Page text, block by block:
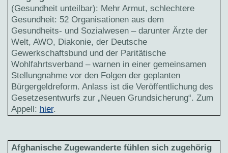
(Gesundheit unteilbar): Mehr Armut, schlechtere
Gesundheit: 52 Organisationen aus dem
Gesundheits- und Sozialwesen – darunter Ärzte der
Welt, AWO, Diakonie, der Deutsche
Gewerkschaftsbund und der Paritätische
Wohlfahrtsverband – warnen in einer gemeinsamen
Stellungnahme vor den Folgen der geplanten
Bürgergeldreform. Anlass ist die Veröffentlichung des
Gesetzesentwurfs zur „Neuen Grundsicherung“. Zum
Appell: hier.
Afghanische Zugewanderte fühlen sich zugehörig